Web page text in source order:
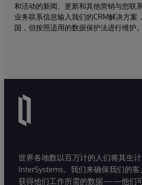
和活动的新闻、更新和其他营销与您联
业务联系信息输入我们的CRM解决方案
国，但按照适用的数据保护法进行维护。
世界各地数以百万计的人们将其生
InterSystems。我们来确保我们的
获得他们工作所需的数据——他们